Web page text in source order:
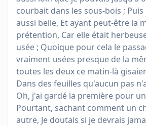
courbait dans les sous-bois ;
aussi belle, Et ayant peut-être la
prétention, Car elle était
usée ; Quoique pour cela le
vraiment usées presque de la
toutes les deux ce matin-là
Dans des feuilles qu'aucun pas
Oh, j'ai gardé la première pour
Pourtant, sachant comment un
autre, Je doutais si je devrais